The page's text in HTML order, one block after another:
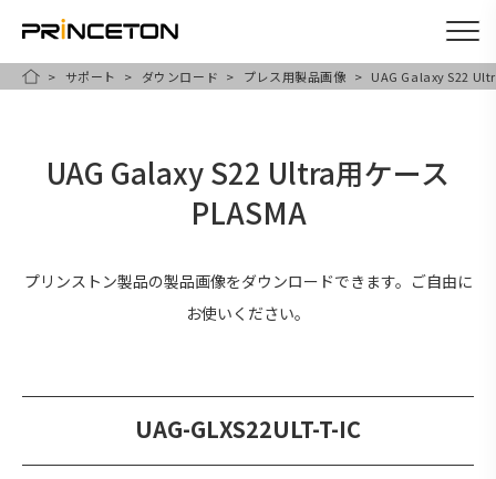
HOME
サポート ダウンロード プレス用製品画像 UAG Galaxy S22
UAG Galaxy S22 Ultra用ケース
PLASMA
プリンストン製品の製品画像をダウンロードできます。ご自由に
お使いください。
UAG-GLXS22ULT-T-IC